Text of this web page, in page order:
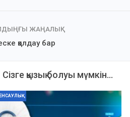
ЖАҢАЛЫҚ
қолдау бар
Сізге қызық болуы мүмкін...